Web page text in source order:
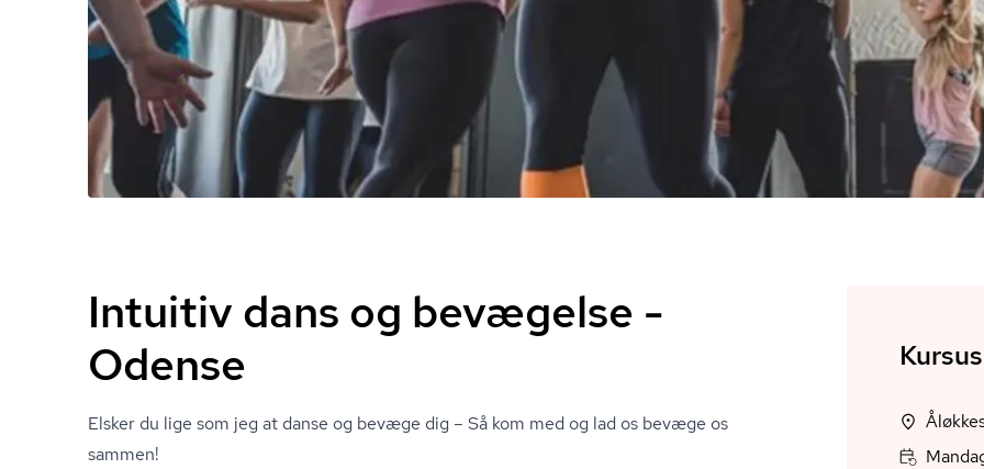
Intuitiv dans og bevægelse -
Odense
Elsker du lige som jeg at danse og bevæge dig – Så kom med og lad os bevæge os
sammen!